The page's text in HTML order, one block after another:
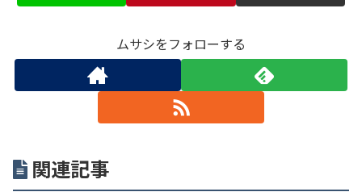
ムサシをフォローする
関連記事